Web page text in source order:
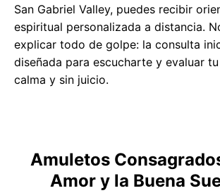
San Gabriel Valley, puedes recibir
espiritual personalizada a distancia.
explicar todo de golpe: la consulta
diseñada para escucharte y evaluar
calma y sin juicio.
Amuletos
Amor y la Buena